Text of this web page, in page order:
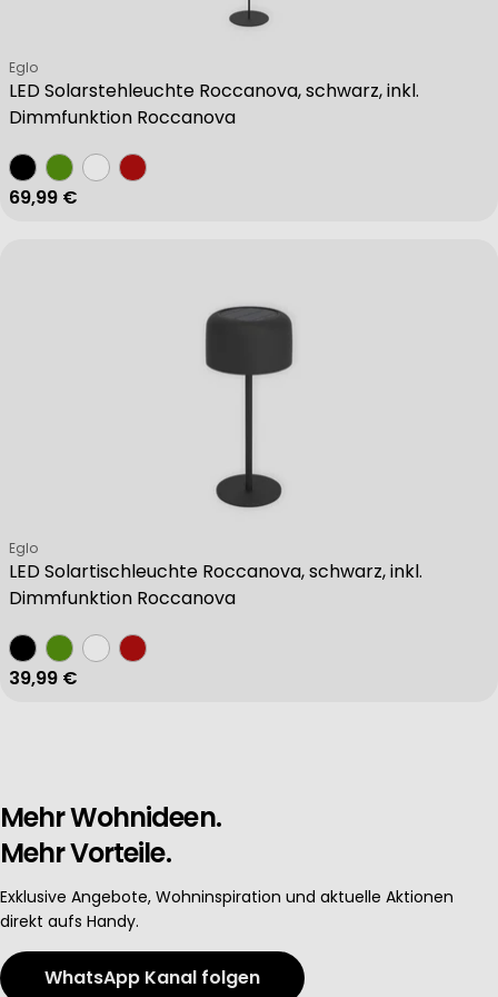
LED Solarstehleuchte Roccanova, schwarz, inkl.
Dimmfunktion Roccanova
Verkäufer:
Eglo
Regulärer Preis
69,99 €
LED Solartischleuchte Roccanova, schwarz, inkl.
Dimmfunktion Roccanova
Verkäufer:
Eglo
Regulärer Preis
39,99 €
Mehr Wohnideen.
Mehr Vorteile.
Exklusive Angebote, Wohninspiration und aktuelle Aktionen
direkt aufs Handy.
WhatsApp Kanal folgen